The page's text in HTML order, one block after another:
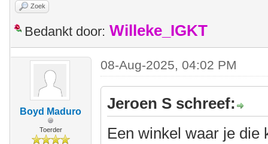
Zoek
Bedankt door: Willeke_IGKT
Boyd Maduro
Toerder
08-Aug-2025, 04:02 PM
Jeroen S schreef:
Een winkel waar je